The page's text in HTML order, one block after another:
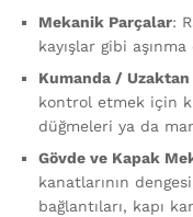
Mekanik Parçalar:
kayışlar gibi
Kumanda /
kontrol etmek için
düğmeleri ya da
Gövde ve Kapak
kanatlarının
bağlantıları, kapı